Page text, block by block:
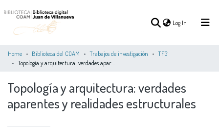
Log In (current)
COMMUNITIES
ALL OF DSPACE
STATISTICS
Home Biblioteca del COAM Trabajos de investigación
TFG
Topología y arquitectura: verdades
aparentes y realidades estructurales